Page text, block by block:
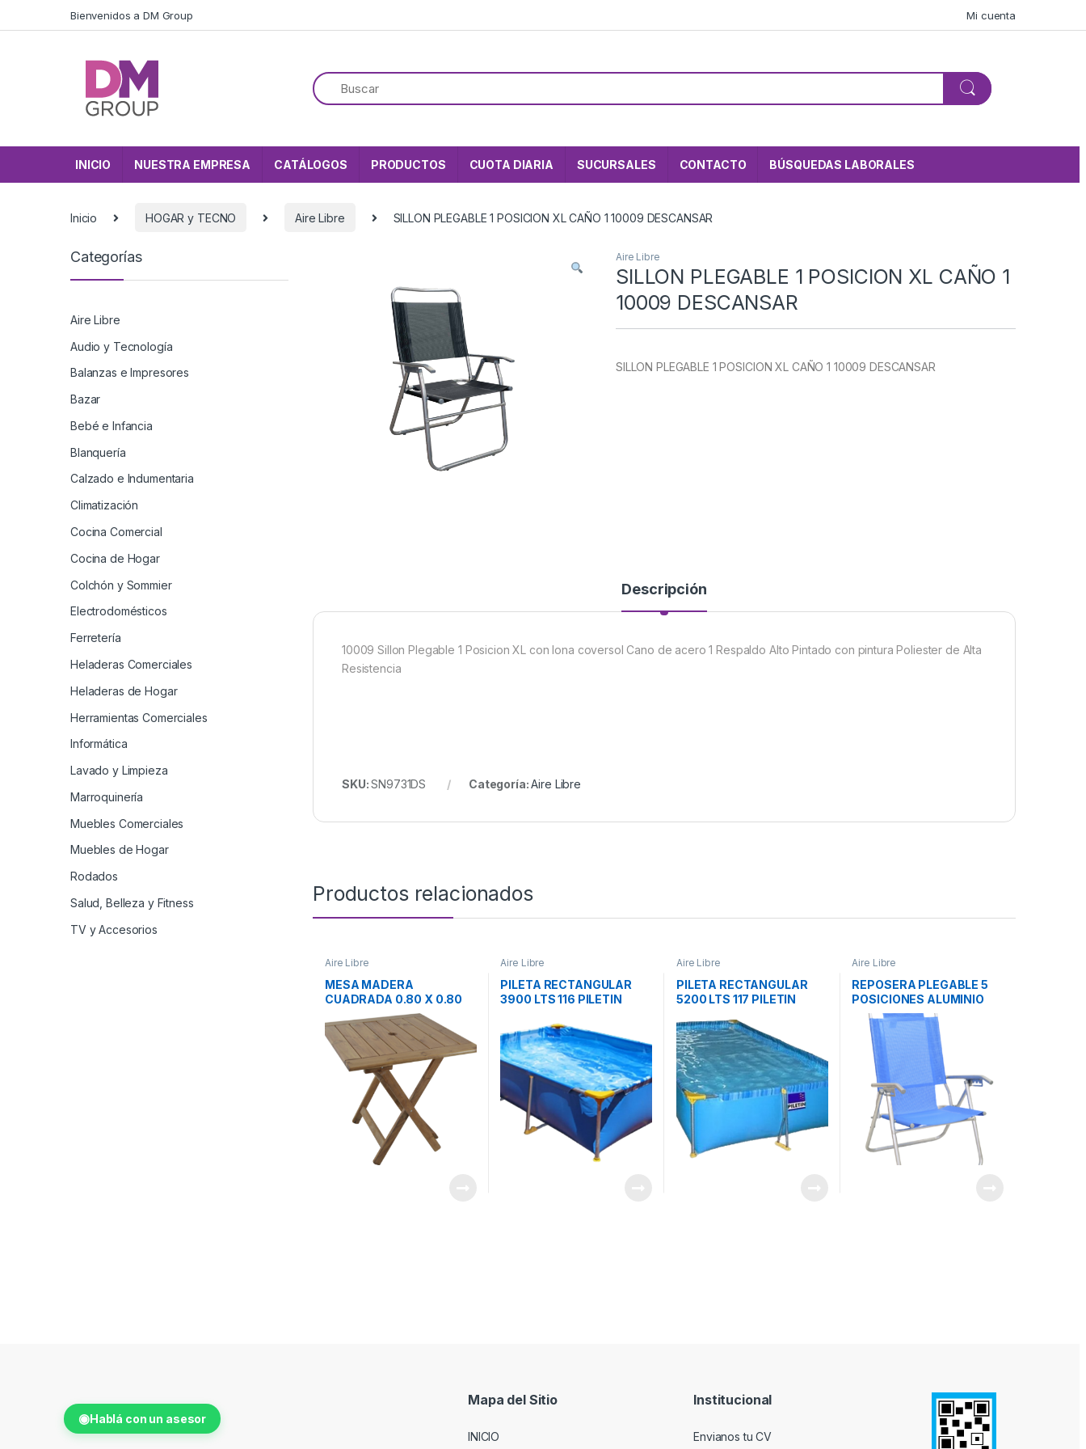
Bienvenidos a DM Group Mi cuenta
INICIO NUESTRA EMPRESA CATÁLOGOS PRODUCTOS CUOTA DIARIA SUCURSALES CONTACTO BÚSQUEDAS LABORALES
Inicio HOGAR y TECNO Aire Libre SILLON PLEGABLE 1 POSICION XL CAÑO 1 10009 DESCANSAR
Aire Libre
SILLON PLEGABLE 1 POSICION XL CAÑO 1
10009 DESCANSAR
SILLON PLEGABLE 1 POSICION XL CAÑO 1 10009 DESCANSAR
Descripción
10009 Sillon Plegable 1 Posicion XL con lona coversol Cano de acero 1 Respaldo Alto Pintado con pintura Poliester de Alta
Resistencia
SKU:SN9731DS Categoría:Aire Libre
Productos relacionados
Aire Libre
MESA MADERA
CUADRADA 0.80 X 0.80
Aire Libre
PILETA RECTANGULAR
3900 LTS 116 PILETIN
Aire Libre
PILETA RECTANGULAR
5200 LTS 117 PILETIN
Aire Libre
REPOSERA PLEGABLE 5
POSICIONES ALUMINIO
80017 DESCANSAR
Categorías
Aire Libre
Audio y Tecnología
Balanzas e Impresores
Bazar
Bebé e Infancia
Blanquería
Calzado e Indumentaria
Climatización
Cocina Comercial
Cocina de Hogar
Colchón y Sommier
Electrodomésticos
Ferretería
Heladeras Comerciales
Heladeras de Hogar
Herramientas Comerciales
Informática
Lavado y Limpieza
Marroquinería
Muebles Comerciales
Muebles de Hogar
Rodados
Salud, Belleza y Fitness
TV y Accesorios
◉Hablá con un asesor
Mapa del Sitio
INICIO
Institucional
Envianos tu CV